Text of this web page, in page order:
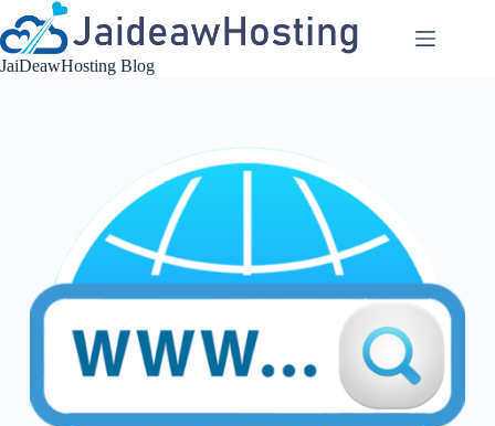
to
content
JaiDeawHosting Blog